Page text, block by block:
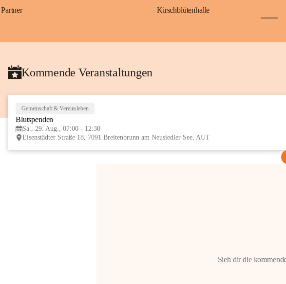
Partner Kirschblütenhalle
Kommende Veranstaltungen
Gemeinschaft & Vereinsleben
Blutspenden
Sa., 29. Aug., 07:00 - 12:30
Eisenstädter Straße 18, 7091 Breitenbrunn am Neusiedler See, AUT
Sieh dir die